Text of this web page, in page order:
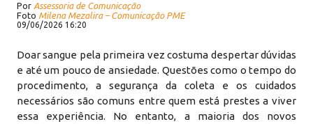
Por Assessoria de Comunicação
Foto Milena Mezalira – Comunicação PME
09/06/2026 16:20
Doar sangue pela primeira vez costuma despertar dúvidas
e até um pouco de ansiedade. Questões como o tempo do
procedimento, a segurança da coleta e os cuidados
necessários são comuns entre quem está prestes a viver
essa experiência. No entanto, a maioria dos novos